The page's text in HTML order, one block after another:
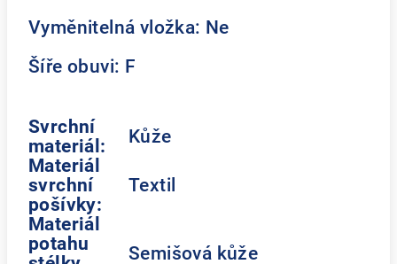
Vyměnitelná vložka: Ne
Šíře obuvi: F
Svrchní
materiál:
Kůže
Materiál
svrchní
pošívky:
Textil
Materiál
potahu
Semišová kůže